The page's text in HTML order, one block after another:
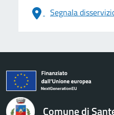
Segnala
logo Unione Europea
Comune di